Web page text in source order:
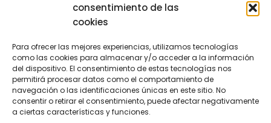
consentimiento de las
cookies
Para ofrecer las mejores experiencias, utilizamos tecnologías
como las cookies para almacenar y/o acceder a la información
del dispositivo. El consentimiento de estas tecnologías nos
permitirá procesar datos como el comportamiento de
navegación o las identificaciones únicas en este sitio. No
consentir o retirar el consentimiento, puede afectar negativamente
a ciertas características y funciones.
Subscribe to our Newsletter
SUBSCRIBE HERE